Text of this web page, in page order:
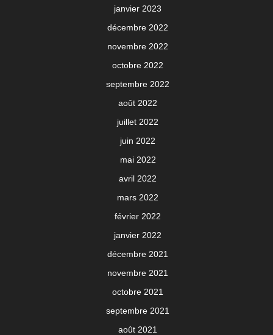
janvier 2023
décembre 2022
novembre 2022
octobre 2022
septembre 2022
août 2022
juillet 2022
juin 2022
mai 2022
avril 2022
mars 2022
février 2022
janvier 2022
décembre 2021
novembre 2021
octobre 2021
septembre 2021
août 2021